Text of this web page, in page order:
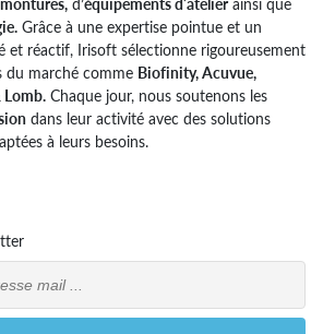
Grâce à une expertise pointue et un
et réactif, Irisoft sélectionne rigoureusement
du marché comme Biofinity, Acuvue,
Lomb. Chaque jour, nous soutenons les
dans leur activité avec des solutions
à leurs besoins.